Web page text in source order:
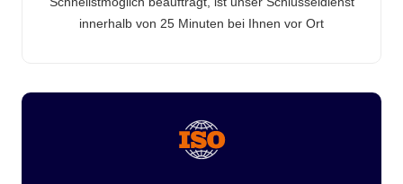
innerhalb von 25 Minuten bei Ihnen vor Ort